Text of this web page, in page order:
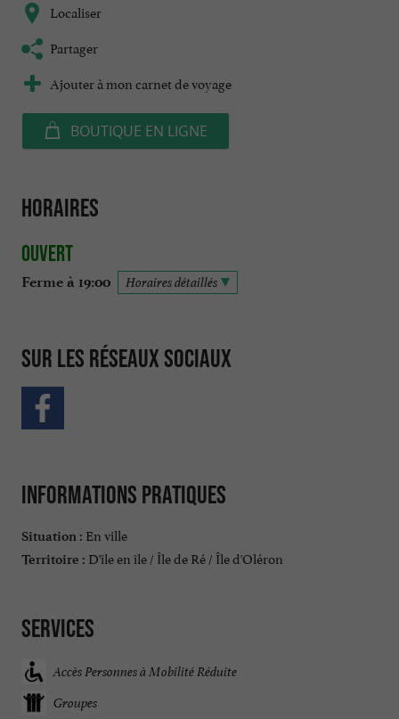
Localiser
Partager
Ajouter à mon carnet de voyage
BOUTIQUE EN LIGNE
Horaires
Ouvert
Ferme à 19:00 Horaires détaillés
Sur les réseaux sociaux
Informations pratiques
Situation : En ville
Territoire : D'île en île / Île de Ré / Île d'Oléron
Services
Accès Personnes à Mobilité Réduite
Groupes